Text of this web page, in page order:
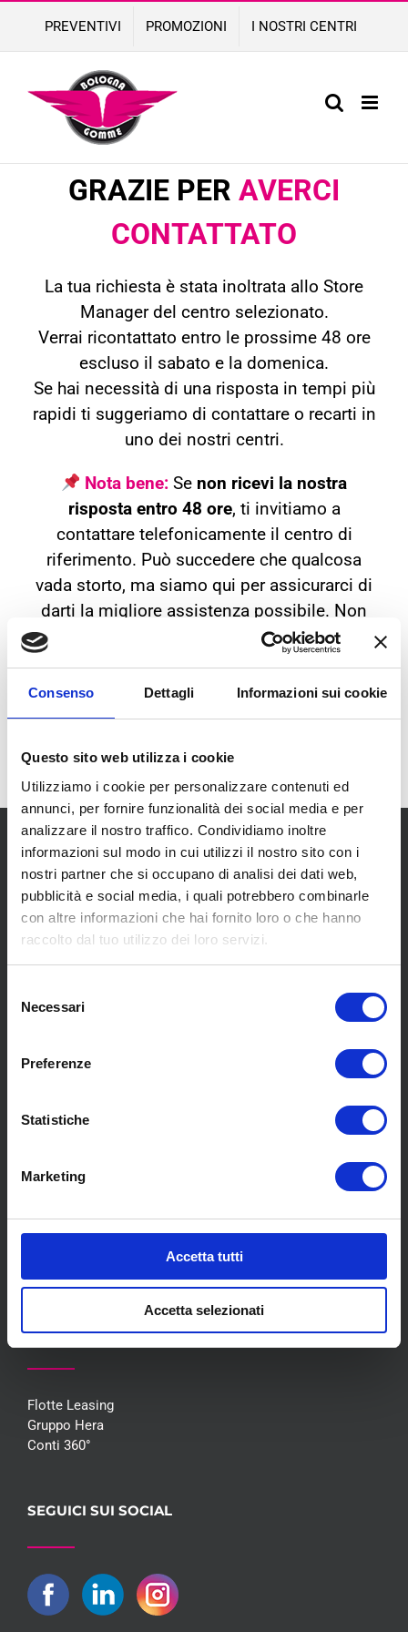
Consenso Dettagli Informazioni sui cookie
Questo sito web utilizza i cookie
Utilizziamo i cookie per personalizzare contenuti ed
annunci, per fornire funzionalità dei social media e per
analizzare il nostro traffico. Condividiamo inoltre
informazioni sul modo in cui utilizzi il nostro sito con i
nostri partner che si occupano di analisi dei dati web,
pubblicità e social media, i quali potrebbero combinarle
con altre informazioni che hai fornito loro o che hanno
raccolto dal tuo utilizzo dei loro servizi.
delNecessari
Preferenze
Statistiche
Marketing
Accetta tutti
Accetta selezionati
content
PREVENTIVI PROMOZIONI I NOSTRI CENTRI
GRAZIE PER AVERCI
CONTATTATO
La tua richiesta è stata inoltrata allo Store
Manager del centro selezionato.
Verrai ricontattato entro le prossime 48 ore
escluso il sabato e la domenica.
Se hai necessità di una risposta in tempi più
rapidi ti suggeriamo di contattare o recarti in
uno dei nostri centri.
Nota bene:Se non ricevi la nostra
risposta entro 48 ore, ti invitiamo a
contattare telefonicamente il centro di
riferimento. Può succedere che qualcosa
vada storto, ma siamo qui per assicurarci di
darti la migliore assistenza possibile. Non
esitare a richiamarci!
I NOSTRI CENTRI
SCOPRI I NOSTRI CENTRI
MENU
Meccanica
Convenzioni
Whisteblowing D.Lgs 24/2023
COLLABORAZIONI
Flotte Leasing
Gruppo Hera
Conti 360°
SEGUICI SUI SOCIAL